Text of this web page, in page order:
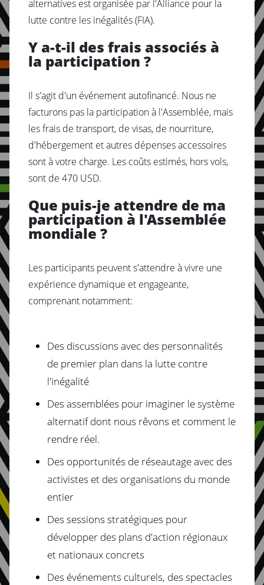
alternatives est organisée par l'Alliance pour la
lutte contre les inégalités (FIA).
Y a-t-il des frais associés à
la participation ?
Il s'agit d'un événement autofinancé. Nous ne
facturons pas la participation à l'Assemblée, mais
les frais de transport, de visas, de nourriture,
d'hébergement et autres dépenses accessoires
sont à votre charge. Les coûts estimés, hors vols,
sont de 470 USD.
Que puis-je attendre de ma
participation à l'Assemblée
mondiale ?
Les participants peuvent s'attendre à vivre une
expérience dynamique et engageante,
comprenant notamment:
Des discussions avec des personnalités
de premier plan dans la lutte contre
l'inégalité
Des assemblées pour imaginer le système
alternatif dont nous rêvons et comment le
rendre réel.
Des opportunités de réseautage avec des
activistes et des organisations du monde
entier
Des sessions stratégiques pour
développer des plans d'action régionaux
et nationaux concrets
Des événements culturels, des spectacles